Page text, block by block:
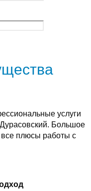
услуги
Большое
все плюсы работы с